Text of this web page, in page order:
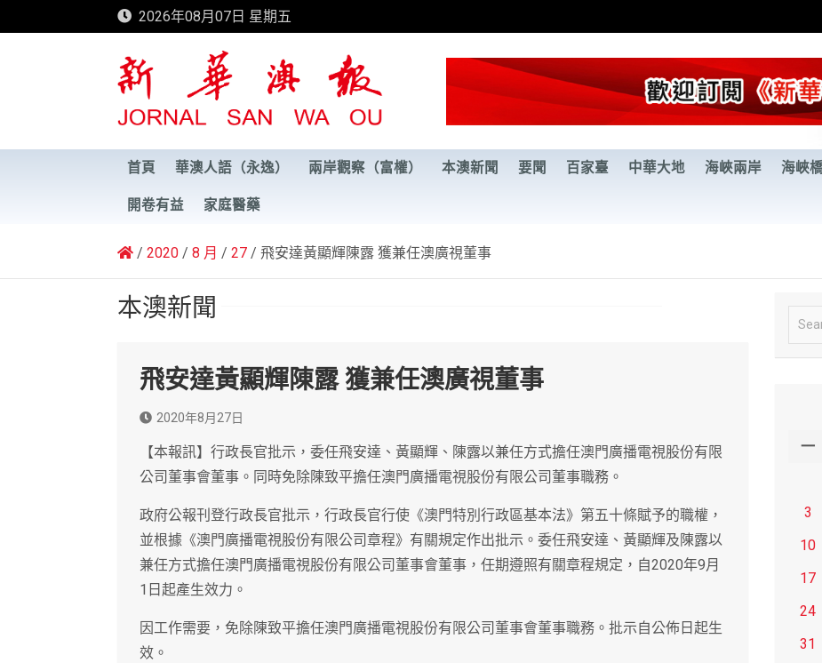
to
2026年08月07日 星期五
新華澳報
首頁 華澳人語（永逸） 兩岸觀察（富權） 本澳新聞 要聞 百家臺 中華大地 海峽兩岸 海峽
開卷有益 家庭醫藥
2020 8 月 27 飛安達黃顯輝陳露 獲兼任澳廣視董事
本澳新聞
飛安達黃顯輝陳露 獲兼任澳廣視董事
2020年8月27日
【本報訊】行政長官批示，委任飛安達、黃顯輝、陳露以兼任方式擔任澳門廣播電視股份有限
公司董事會董事。同時免除陳致平擔任澳門廣播電視股份有限公司董事職務。
政府公報刊登行政長官批示，行政長官行使《澳門特別行政區基本法》第五十條賦予的職權，
並根據《澳門廣播電視股份有限公司章程》有關規定作出批示。委任飛安達、黃顯輝及陳露以
兼任方式擔任澳門廣播電視股份有限公司董事會董事，任期遵照有關章程規定，自2020年9月
1日起產生效力。
因工作需要，免除陳致平擔任澳門廣播電視股份有限公司董事會董事職務。批示自公佈日起生
效。
e
一
3
10
17
24
31